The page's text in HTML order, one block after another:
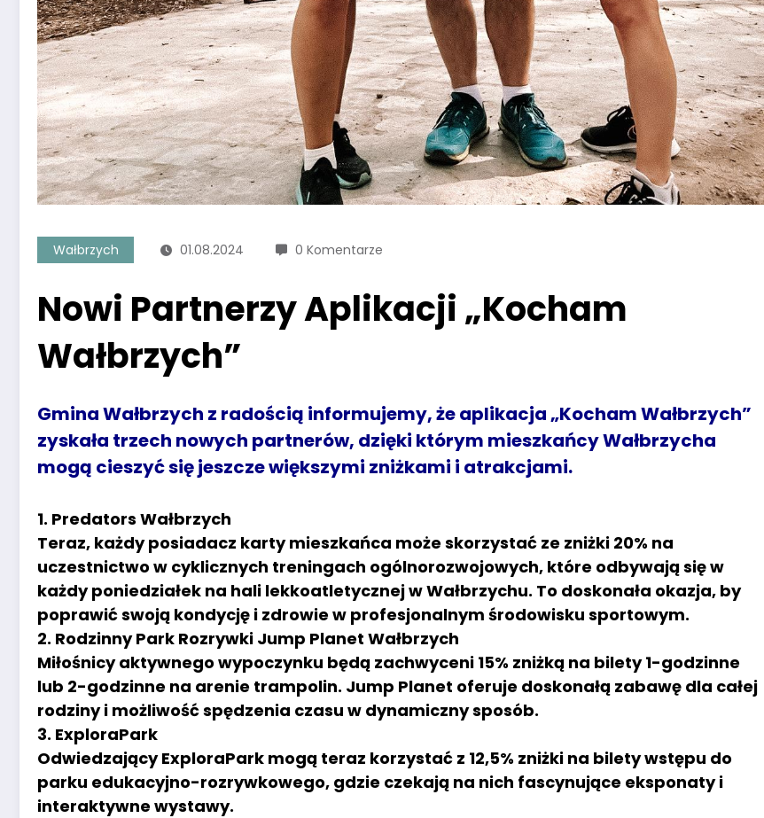
Wałbrzych 01.08.2024 0 Komentarze
Nowi Partnerzy Aplikacji „Kocham
Wałbrzych”
Gmina Wałbrzych z radością informujemy, że aplikacja „Kocham Wałbrzych”
zyskała trzech nowych partnerów, dzięki którym mieszkańcy Wałbrzycha
mogą cieszyć się jeszcze większymi zniżkami i atrakcjami.
1. Predators Wałbrzych
Teraz, każdy posiadacz karty mieszkańca może skorzystać ze zniżki 20% na
uczestnictwo w cyklicznych treningach ogólnorozwojowych, które odbywają się w
każdy poniedziałek na hali lekkoatletycznej w Wałbrzychu. To doskonała okazja, by
poprawić swoją kondycję i zdrowie w profesjonalnym środowisku sportowym.
2. Rodzinny Park Rozrywki Jump Planet Wałbrzych
Miłośnicy aktywnego wypoczynku będą zachwyceni 15% zniżką na bilety 1-godzinne
lub 2-godzinne na arenie trampolin. Jump Planet oferuje doskonałą zabawę dla całej
rodziny i możliwość spędzenia czasu w dynamiczny sposób.
3. ExploraPark
Odwiedzający ExploraPark mogą teraz korzystać z 12,5% zniżki na bilety wstępu do
parku edukacyjno-rozrywkowego, gdzie czekają na nich fascynujące eksponaty i
interaktywne wystawy.